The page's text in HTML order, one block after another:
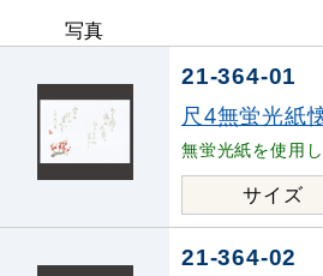
写真
21-364-01
尺4無蛍光紙
無蛍光紙を使用
サイズ
21-364-02